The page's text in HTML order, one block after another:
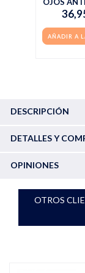
AÑADIR A
DESCRIPCIÓN
DETALLES Y
OPINIONES
OTROS